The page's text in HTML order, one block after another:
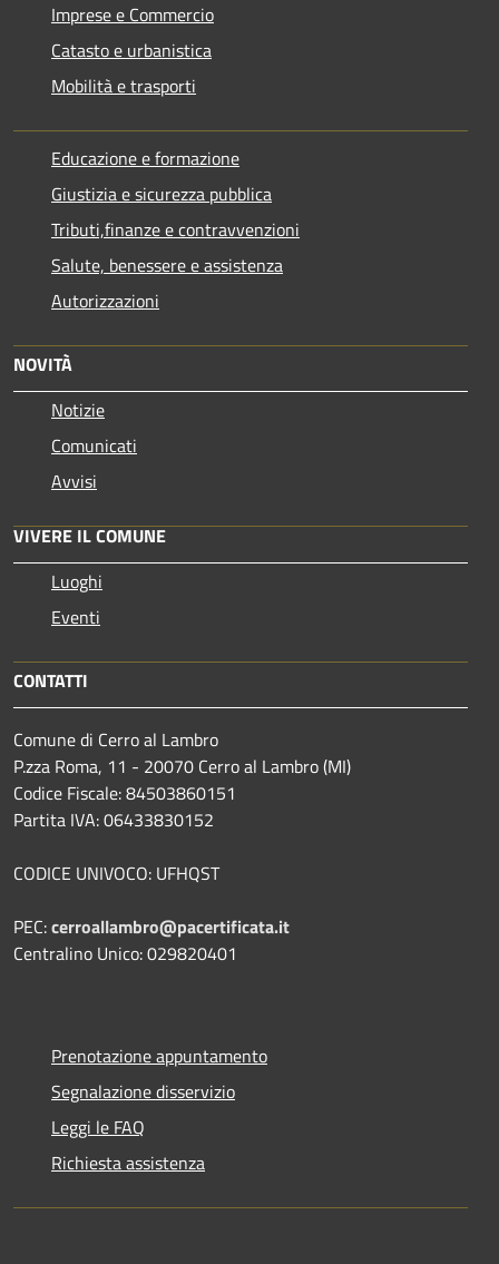
Imprese e Commercio
Catasto e urbanistica
Mobilità e trasporti
Educazione e formazione
Giustizia e sicurezza pubblica
Tributi,finanze e contravvenzioni
Salute, benessere e assistenza
Autorizzazioni
NOVITÀ
Notizie
Comunicati
Avvisi
VIVERE IL COMUNE
Luoghi
Eventi
CONTATTI
Comune di Cerro al Lambro
P.zza Roma, 11 - 20070 Cerro al Lambro (MI)
Codice Fiscale: 84503860151
Partita IVA: 06433830152
CODICE UNIVOCO: UFHQST
PEC:cerroallambro@pacertificata.it
Centralino Unico: 029820401
Prenotazione appuntamento
Segnalazione disservizio
Leggi le FAQ
Richiesta assistenza